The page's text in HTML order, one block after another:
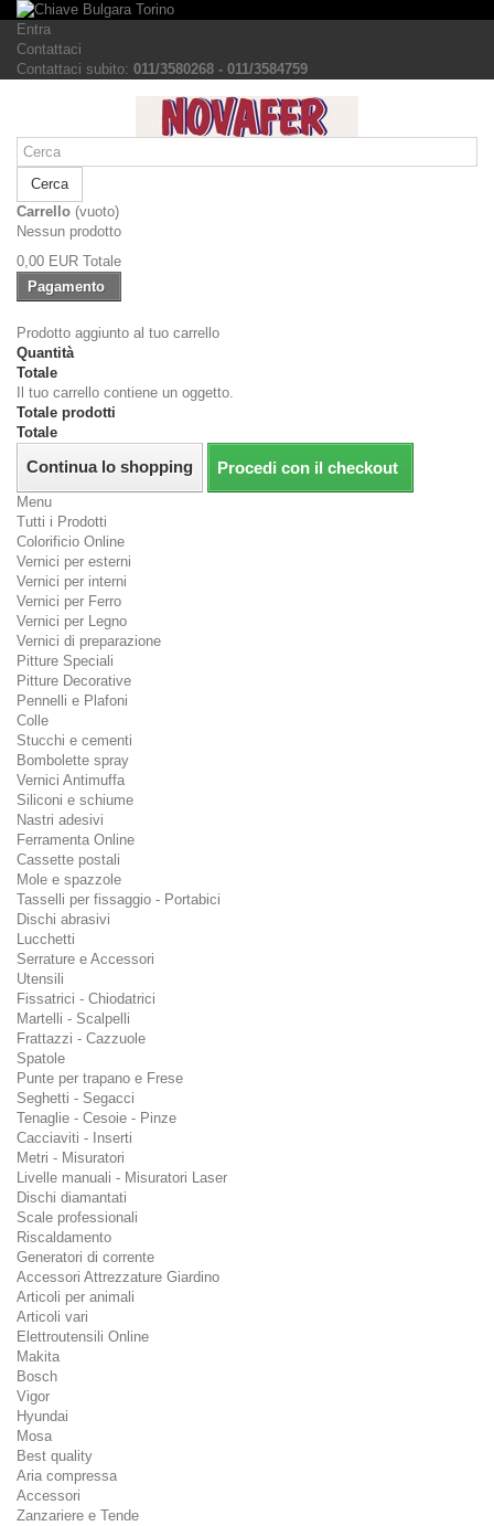
Entra
Contattaci
Contattaci subito: 011/3580268 - 011/3584759
Cerca
Carrello (vuoto)
Nessun prodotto
0,00 EUR Totale
Pagamento
Prodotto aggiunto al tuo carrello
Quantità
Totale
Il tuo carrello contiene un oggetto.
Totale prodotti
Totale
Continua lo shopping Procedi con il checkout
Menu
Tutti i Prodotti
Colorificio Online
Vernici per esterni
Vernici per interni
Vernici per Ferro
Vernici per Legno
Vernici di preparazione
Pitture Speciali
Pitture Decorative
Pennelli e Plafoni
Colle
Stucchi e cementi
Bombolette spray
Vernici Antimuffa
Siliconi e schiume
Nastri adesivi
Ferramenta Online
Cassette postali
Mole e spazzole
Tasselli per fissaggio - Portabici
Dischi abrasivi
Lucchetti
Serrature e Accessori
Utensili
Fissatrici - Chiodatrici
Martelli - Scalpelli
Frattazzi - Cazzuole
Spatole
Punte per trapano e Frese
Seghetti - Segacci
Tenaglie - Cesoie - Pinze
Cacciaviti - Inserti
Metri - Misuratori
Livelle manuali - Misuratori Laser
Dischi diamantati
Scale professionali
Riscaldamento
Generatori di corrente
Accessori Attrezzature Giardino
Articoli per animali
Articoli vari
Elettroutensili Online
Makita
Bosch
Vigor
Hyundai
Mosa
Best quality
Aria compressa
Accessori
Zanzariere e Tende